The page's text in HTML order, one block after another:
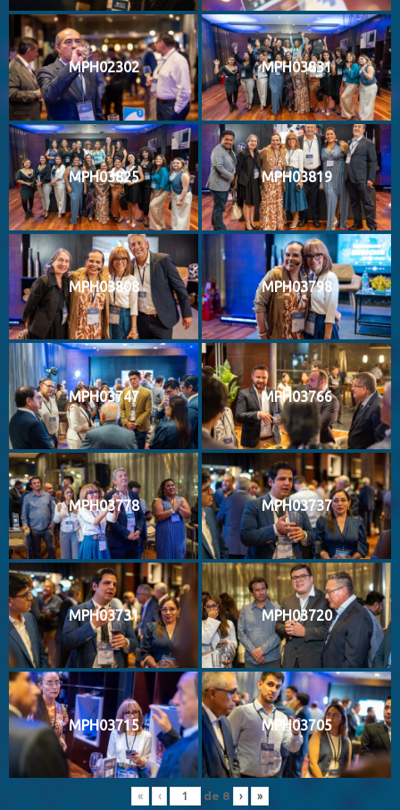
MPH02302 MPH03831
MPH03825 MPH03819
MPH03808 MPH03798
MPH03747 MPH03766
MPH03778 MPH03737
MPH03731 MPH03720
MPH03715 MPH03705
« ‹ de 8 › »